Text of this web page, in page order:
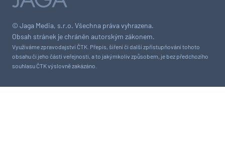
© Jaga Media, s.r.o. Všechna práva vyhrazena.
Obsah stránek je chráněn autorským zákonem.
Využíváme zpravodajství ČTK. Přepis, šíření či další zpřístupňování tohoto
obsahu či jeho části veřejnosti, a to jakýmkoliv způsobem, je bez předchozího
souhlasu ČTK výslovně zakázáno.